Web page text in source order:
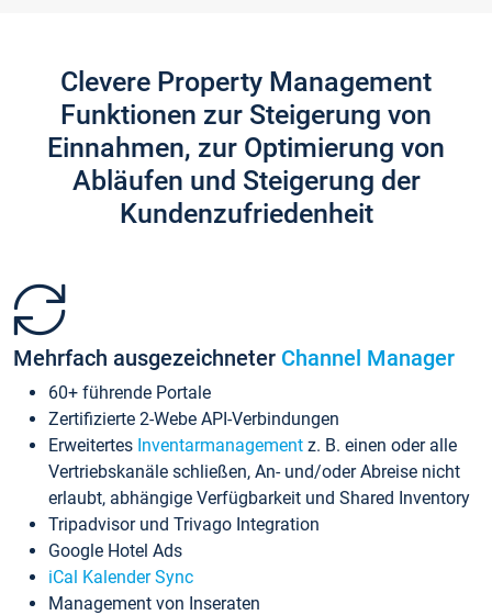
Clevere Property Management
Funktionen zur Steigerung von
Einnahmen, zur Optimierung von
Abläufen und Steigerung der
Kundenzufriedenheit
Mehrfach ausgezeichneter Channel Manager
60+ führende Portale
Zertifizierte 2-Webe API-Verbindungen
Erweitertes Inventarmanagement z. B. einen oder alle
Vertriebskanäle schließen, An- und/oder Abreise nicht
erlaubt, abhängige Verfügbarkeit und Shared Inventory
Tripadvisor und Trivago Integration
Google Hotel Ads
iCal Kalender Sync
Management von Inseraten